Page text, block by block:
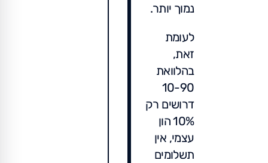
נמוך יותר.
לעומת
זאת,
בהלוואת
10-90
דרושים רק
10% הון
עצמי, אין
תשלומים